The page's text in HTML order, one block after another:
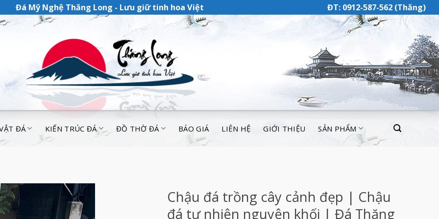
Đá Mỹ Nghệ Thăng Long - Lưu giữ tinh hoa Việt ĐT: 0912-587-562 (Thăng)
ĐÁ KIẾN TRÚC ĐÁ ĐỒ THỜ ĐÁ BÁO GIÁ LIÊN HỆ GIỚI THIỆU SẢN PHẨM
Chậu đá trồng cây cảnh đẹp | Chậu
đá tự nhiên nguyên khối | Đá Thăng